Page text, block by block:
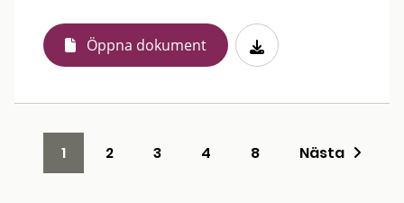
Öppna dokument
1 2 3 4 8 Nästa